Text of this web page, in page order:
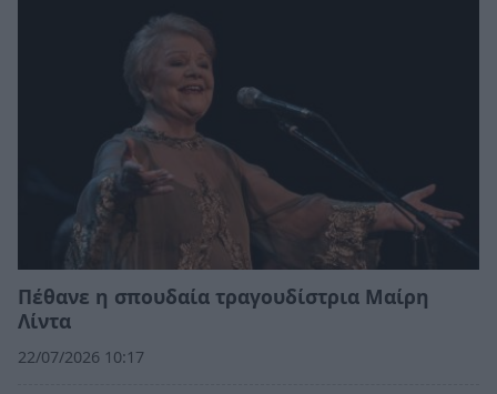
Πέθανε η σπουδαία τραγουδίστρια Μαίρη
Λίντα
22/07/2026 10:17